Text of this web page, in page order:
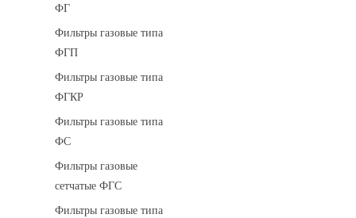
ФГ
Фильтры газовые типа
ФГП
Фильтры газовые типа
ФГКР
Фильтры газовые типа
ФС
Фильтры газовые
сетчатые ФГС
Фильтры газовые типа